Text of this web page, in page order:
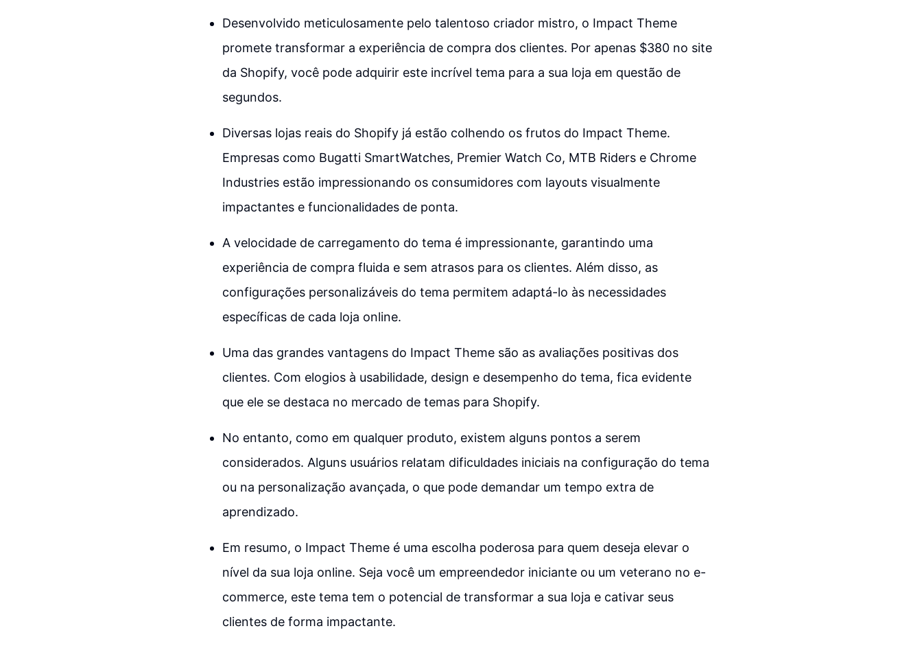
Desenvolvido meticulosamente pelo talentoso criador mistro, o Impact Theme
promete transformar a experiência de compra dos clientes. Por apenas $380 no site
da Shopify, você pode adquirir este incrível tema para a sua loja em questão de
segundos.
Diversas lojas reais do Shopify já estão colhendo os frutos do Impact Theme.
Empresas como Bugatti SmartWatches, Premier Watch Co, MTB Riders e Chrome
Industries estão impressionando os consumidores com layouts visualmente
impactantes e funcionalidades de ponta.
A velocidade de carregamento do tema é impressionante, garantindo uma
experiência de compra fluida e sem atrasos para os clientes. Além disso, as
configurações personalizáveis do tema permitem adaptá-lo às necessidades
específicas de cada loja online.
Uma das grandes vantagens do Impact Theme são as avaliações positivas dos
clientes. Com elogios à usabilidade, design e desempenho do tema, fica evidente
que ele se destaca no mercado de temas para Shopify.
No entanto, como em qualquer produto, existem alguns pontos a serem
considerados. Alguns usuários relatam dificuldades iniciais na configuração do tema
ou na personalização avançada, o que pode demandar um tempo extra de
aprendizado.
Em resumo, o Impact Theme é uma escolha poderosa para quem deseja elevar o
nível da sua loja online. Seja você um empreendedor iniciante ou um veterano no e-
commerce, este tema tem o potencial de transformar a sua loja e cativar seus
clientes de forma impactante.